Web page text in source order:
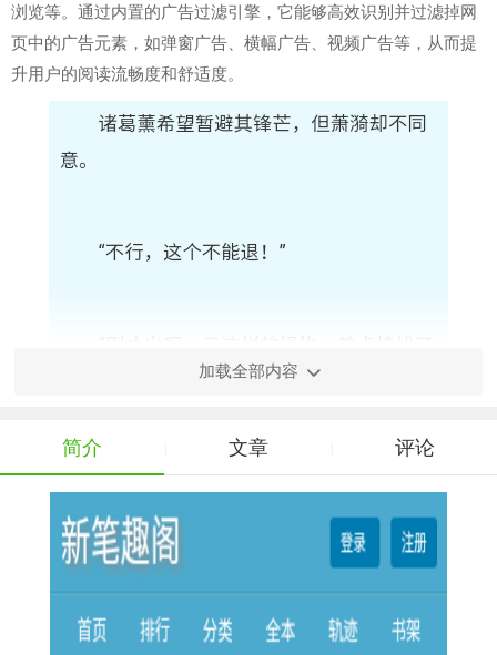
浏览等。通过内置的广告过滤引擎，它能够高效识别并过滤掉网
页中的广告元素，如弹窗广告、横幅广告、视频广告等，从而提
升用户的阅读流畅度和舒适度。
加载全部内容
简介 文章 评论